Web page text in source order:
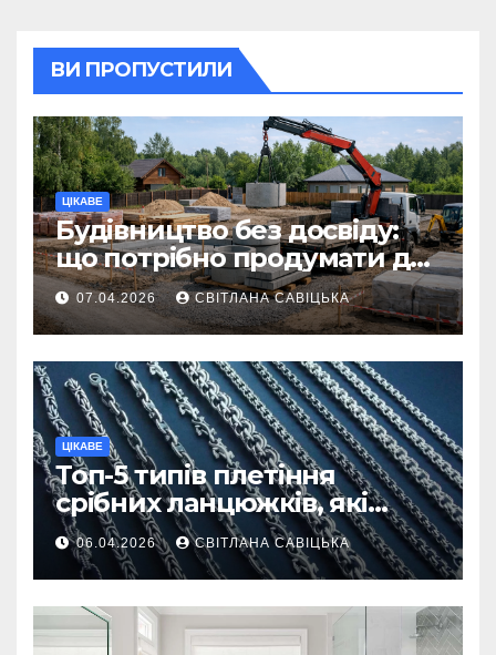
ВИ ПРОПУСТИЛИ
ЦІКАВЕ
Будівництво без досвіду:
що потрібно продумати до
першої доставки на
ділянку
07.04.2026 СВІТЛАНА САВІЦЬКА
ЦІКАВЕ
Топ-5 типів плетіння
срібних ланцюжків, які
вважаються
найнадійнішими
06.04.2026 СВІТЛАНА САВІЦЬКА